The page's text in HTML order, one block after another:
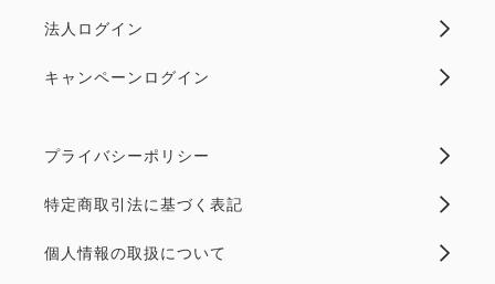
法人ログイン
キャンペーンログイン
プライバシーポリシー
特定商取引法に基づく表記
個人情報の取扱について